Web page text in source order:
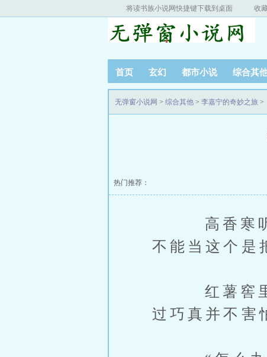
将读书族小说网快捷键下载到桌面 收
首页 玄幻 都市小说 综合其
无弹窗小说网 > 综合其他 > 李嘉宁的奇妙之旅 >
热门推荐：
高香寒听了
不能当这个是
红薯窖里空
过巧真并不害